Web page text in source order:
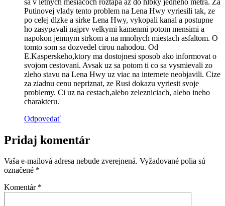
Putinovej vlady tento problem na Lena Hwy vyriesili tak, ze
po celej dlzke a sirke Lena Hwy, vykopali kanal a postupne
ho zasypavali najprv velkymi kamenmi potom mensimi a
napokon jemnym strkom a na mnohych miestach asfaltom. O
tomto som sa dozvedel cirou nahodou. Od
E.Kasperskeho,ktory ma dostojnesi sposob ako informovat o
svojom cestovani. Avsak uz sa potom ti co sa vysmievali zo
zleho stavu na Lena Hwy uz viac na internete neobjavili. Cize
za ziadnu cenu nepriznat, ze Rusi dokazu vyriesit svoje
problemy. Ci uz na cestach,alebo zelezniciach, alebo ineho
charakteru.
Odpovedať
Pridaj komentár
Vaša e-mailová adresa nebude zverejnená. Vyžadované polia sú
označené *
Komentár *